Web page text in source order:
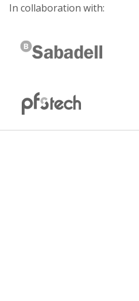
In collaboration with: